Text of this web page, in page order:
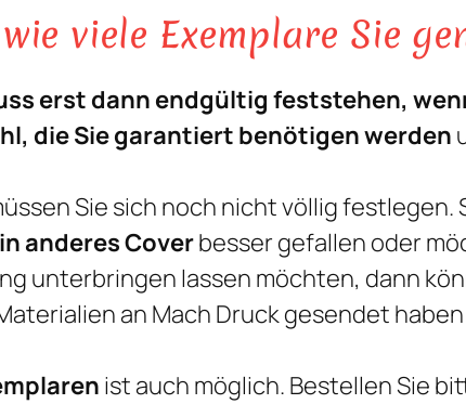
t
s
"
e
n
g
e
viele Exemplare Sie
erst dann endgültig feststehen,
die Sie garantiert benötigen werden
Sie sich noch nicht völlig
anderes Coverbesser gefallen oder
unterbringen lassen möchten, dann
an Mach Druck gesendet
ist auch möglich. Bestellen Sie